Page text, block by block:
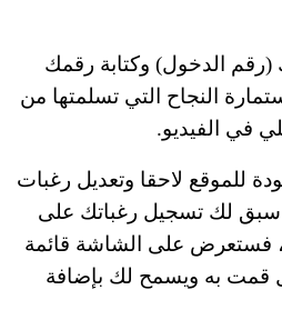
الدخول) وكتابة رقمك
النجاح التي تسلمتها من
في الفيديو.
للموقع لاحقا وتعديل رغبات
سبق لك تسجيل رغباتك على
فستعرض على الشاشة قائمة
قمت به ويسمح لك بإضافة